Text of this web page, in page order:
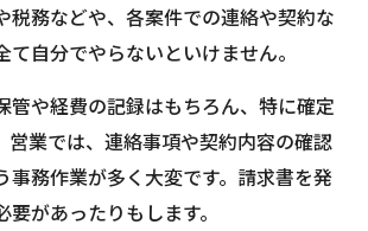
税務などや、各案件での連絡や契約な
て自分でやらないといけません。
管や経費の記録はもちろん、特に確定
営業では、連絡事項や契約内容の確認
事務作業が多く大変です。請求書を発
があったりもします。